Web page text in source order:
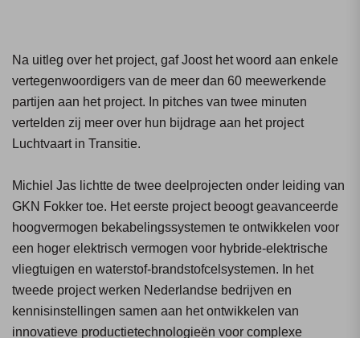
Na uitleg over het project, gaf Joost het woord aan enkele
vertegenwoordigers van de meer dan 60 meewerkende
partijen aan het project. In pitches van twee minuten
vertelden zij meer over hun bijdrage aan het project
Luchtvaart in Transitie.
Michiel Jas lichtte de twee deelprojecten onder leiding van
GKN Fokker toe. Het eerste project beoogt geavanceerde
hoogvermogen bekabelingssystemen te ontwikkelen voor
een hoger elektrisch vermogen voor hybride-elektrische
vliegtuigen en waterstof-brandstofcelsystemen. In het
tweede project werken Nederlandse bedrijven en
kennisinstellingen samen aan het ontwikkelen van
innovatieve productietechnologieën voor complexe